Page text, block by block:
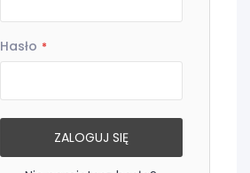
Hasło
ZALOGUJ SIĘ